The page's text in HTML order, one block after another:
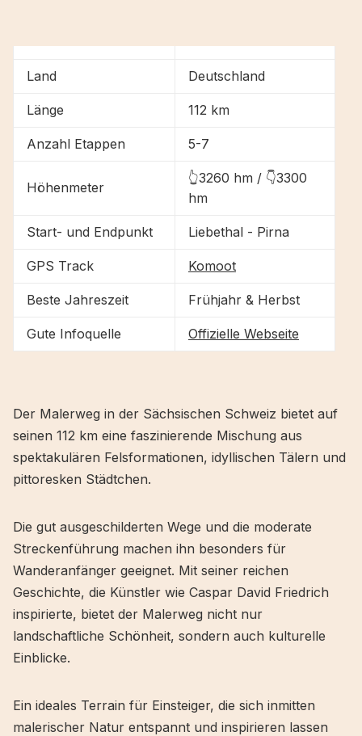
Land Deutschland
Länge 112 km
Anzahl Etappen 5-7
Höhenmeter
👆3260 hm / 👇3300
hm
Start- und Endpunkt Liebethal - Pirna
GPS Track Komoot
Beste Jahreszeit Frühjahr & Herbst
Gute Infoquelle Offizielle Webseite
Der Malerweg in der Sächsischen Schweiz bietet auf
seinen 112 km eine faszinierende Mischung aus
spektakulären Felsformationen, idyllischen Tälern und
pittoresken Städtchen.
Die gut ausgeschilderten Wege und die moderate
Streckenführung machen ihn besonders für
Wanderanfänger geeignet. Mit seiner reichen
Geschichte, die Künstler wie Caspar David Friedrich
inspirierte, bietet der Malerweg nicht nur
landschaftliche Schönheit, sondern auch kulturelle
Einblicke.
Ein ideales Terrain für Einsteiger, die sich inmitten
malerischer Natur entspannt und inspirieren lassen